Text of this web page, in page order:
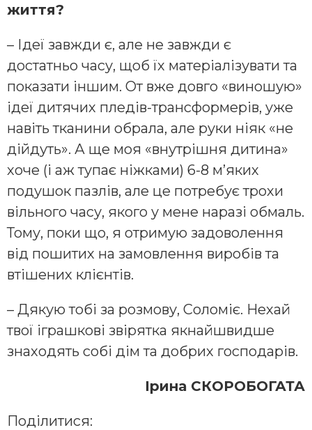
життя?
– Ідеї завжди є, але не завжди є
достатньо часу, щоб їх матеріалізувати та
показати іншим. От вже довго «виношую»
ідеї дитячих пледів-трансформерів, уже
навіть тканини обрала, але руки ніяк «не
дійдуть». А ще моя «внутрішня дитина»
хоче (і аж тупає ніжками) 6-8 м’яких
подушок пазлів, але це потребує трохи
вільного часу, якого у мене наразі обмаль.
Тому, поки що, я отримую задоволення
від пошитих на замовлення виробів та
втішених клієнтів.
– Дякую тобі за розмову, Соломіє. Нехай
твої іграшкові звірятка якнайшвидше
знаходять собі дім та добрих господарів.
Ірина СКОРОБОГАТА
Поділитися: